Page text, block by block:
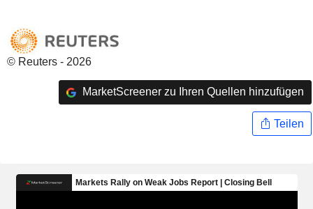
© Reuters - 2026
MarketScreener zu Ihren Quellen hinzufügen
Teilen